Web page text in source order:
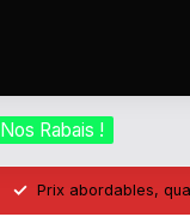
Nos Rabais !
Prix abordables,